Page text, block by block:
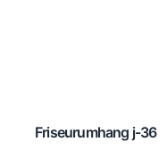
Friseurumhang j-36